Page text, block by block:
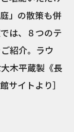
」の散策も併
は、８つのテ
紹介。ラウ
木平蔵製《長
サイトより］